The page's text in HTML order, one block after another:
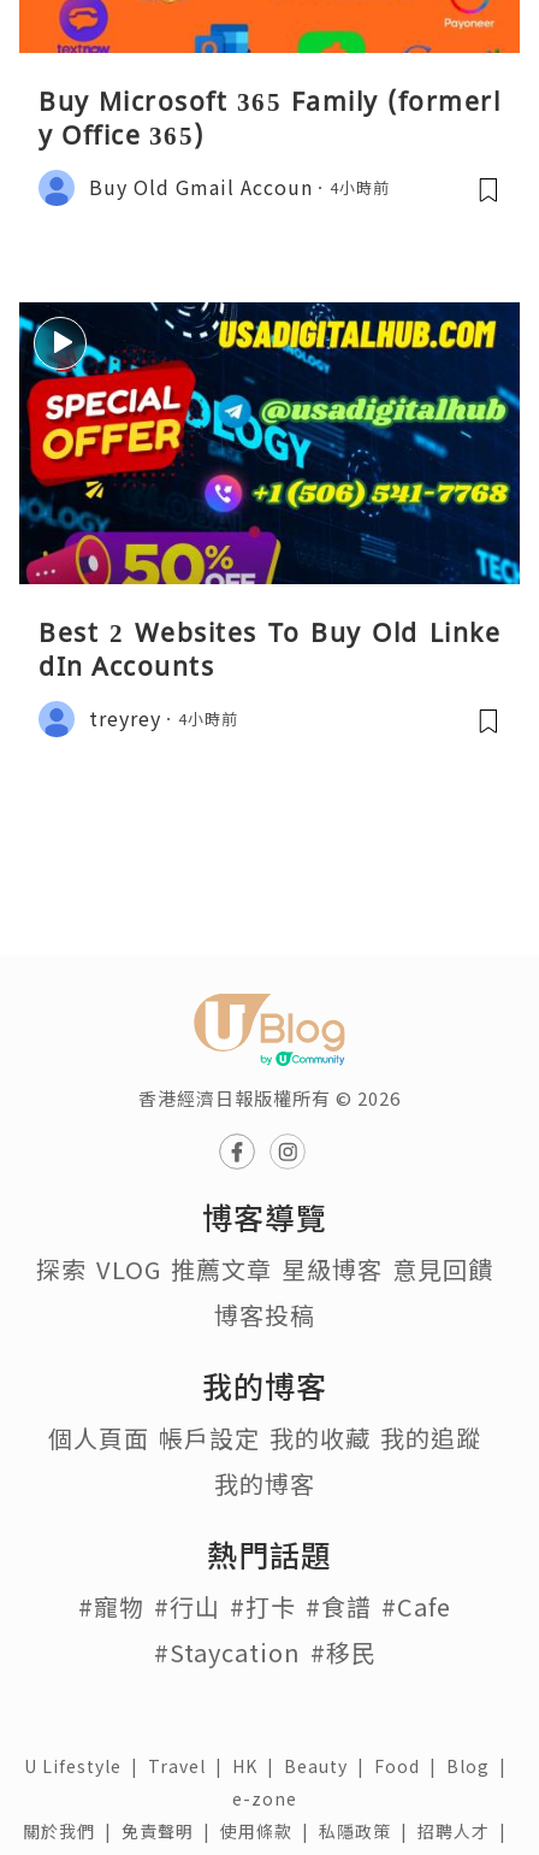
Buy Microsoft 365 Family (formerl
y Office 365)
Buy Old Gmail Accoun 4小時前
Best 2 Websites To Buy Old Linke
dIn Accounts
treyrey 4小時前
香港經濟日報版權所有 © 2026
博客導覽
探索 VLOG 推薦文章 星級博客 意見回饋
博客投稿
我的博客
個人頁面 帳戶設定 我的收藏 我的追蹤
我的博客
熱門話題
#寵物 #行山 #打卡 #食譜 #Cafe
#Staycation #移民
U Lifestyle | Travel | HK | Beauty | Food | Blog |
e-zone
關於我們 | 免責聲明 | 使用條款 | 私隱政策 | 招聘人才 |